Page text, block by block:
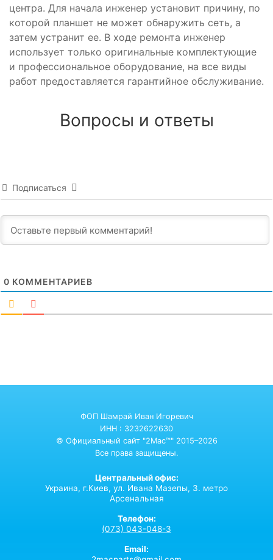
центра. Для начала инженер установит причину, по
которой планшет не может обнаружить сеть, а
затем устранит ее. В ходе ремонта инженер
использует только оригинальные комплектующие
и профессиональное оборудование, на все виды
работ предоставляется гарантийное обслуживание.
Вопросы и ответы
Подписаться
0 КОММЕНТАРИЕВ
ФОП Шамрай Иван Игоревич
ИНН : 3232622630
© Официальный сайт "2Mac™" 2015–2026
Все права защищены.
Центральный офис:
Украина, г.Киев, ул. Ивана Мазепы, 3. метро
Арсенальная
Телефон:
(073) 043-048-3
Email: